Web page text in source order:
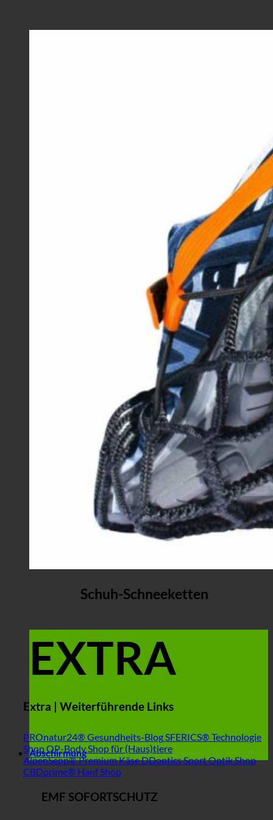
Schuh-Schneeketten
EXTRA
Extra | Weiterführende Links
PROnatur24® Gesundheits-Blog SFERICS® Technologie
ShopOP-Body Shop für (Haus)tiere
AlpenSepp® Premium KäseDDoptics Sport Optik Shop
CBDprime® Hanf Shop
Abschirmung
EMF SOFORTSCHUTZ